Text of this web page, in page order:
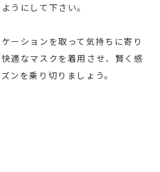
うにして下さい。
ーションを取って気持ちに寄り
適なマスクを着用させ、賢く感
ンを乗り切りましょう。